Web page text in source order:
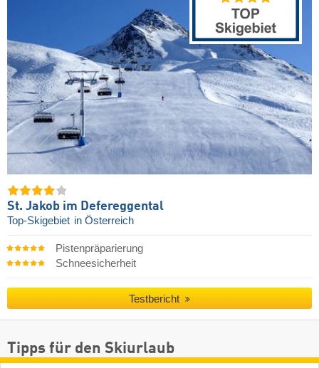
St. Jakob im Defereggental
Top-Skigebiet in Österreich
Pistenpräparierung
Schneesicherheit
Testbericht
Tipps für den Skiurlaub